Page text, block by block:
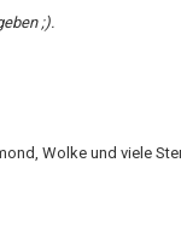
;).
Wolke und viele